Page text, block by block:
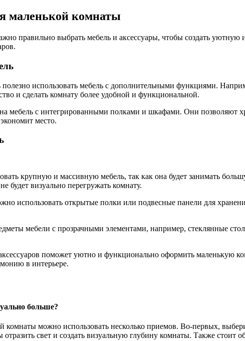
маленькой комнаты
правильно выбрать мебель и аксессуары, чтобы создать
полезно использовать мебель с дополнительными функциями.
и сделать комнату более удобной и функциональной.
мебель с интегрированными полками и шкафами. Они позволяют
место.
крупную и массивную мебель, так как она будет занимать
будет визуально перегружать комнату.
использовать открытые полки или подвесные панели для
мебели с прозрачными элементами, например, стеклянные
поможет уютно и функционально оформить маленькую
в интерьере.
больше?
комнаты можно использовать несколько приемов. Во-первых,
отразить свет и создать визуальную глубину комнаты. Также